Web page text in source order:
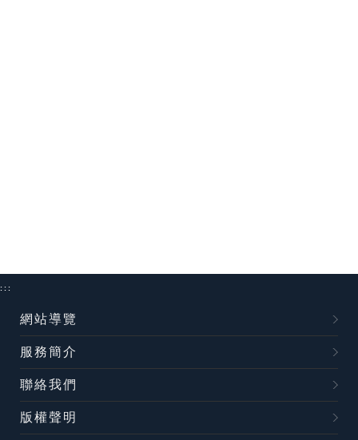
:::
網站導覽
服務簡介
聯絡我們
版權聲明